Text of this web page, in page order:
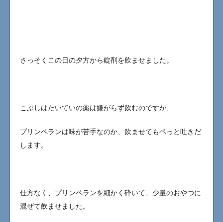
さっそくこの日の夕方から錠剤を飲ませました。
こぶしはたいていの薬は嫌がらず飲むのですが、
プリンペランは味が苦手なのか、飲ませてもペっと吐きだ
します。
仕方なく、プリンペランを細かく砕いて、少量のおやつに
混ぜて飲ませました。